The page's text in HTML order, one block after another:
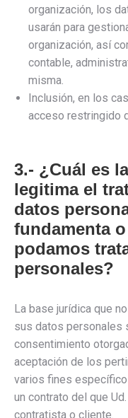
organización, los
usarán para
organización, así
contable,
misma.
Inclusión, en los
acceso restringido
3.- ¿Cuál es
legitima el
datos
fundamenta
podamos
personales?
La base jurídica que
sus datos personales
consentimiento
aceptación de los
varios fines
un contrato del que
contratista o cliente.